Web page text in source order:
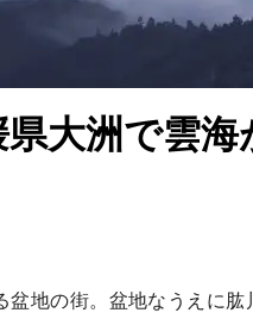
大洲で雲
地の街。盆地なうえに肱